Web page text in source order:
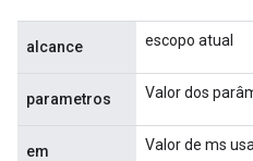
alcance escopo atual
parametros Valor dos
em Valor de ms